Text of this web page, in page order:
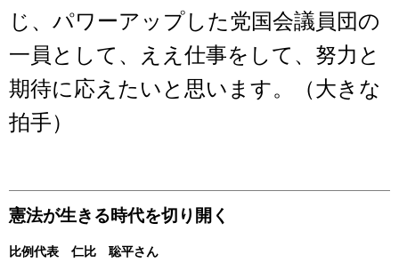
じ、パワーアップした党国会議員団の
一員として、ええ仕事をして、努力と
期待に応えたいと思います。（大きな
拍手）
憲法が生きる時代を切り開く
比例代表 仁比 聡平さん